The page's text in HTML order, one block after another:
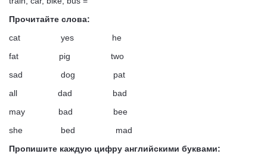
Прочитайте слова:
cat yes he
fat pig two
sad dog pat
all dad bad
may bad bee
she bed mad
Пропишите каждую цифру английскими буквами: